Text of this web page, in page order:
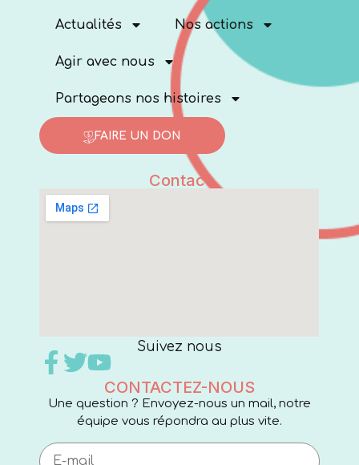
Actualités Nos actions
Agir avec nous
Partageons nos histoires
FAIRE UN DON
Contact
Suivez nous
CONTACTEZ-NOUS
Une question ? Envoyez-nous un mail, notre
équipe vous répondra au plus vite.